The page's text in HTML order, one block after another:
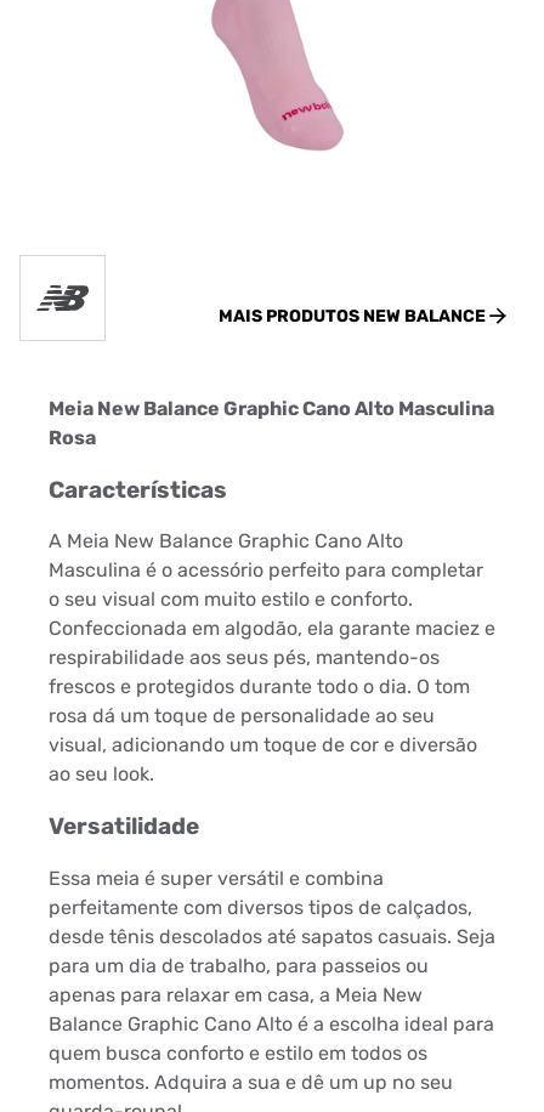
MAIS PRODUTOS NEW BALANCE
Meia New Balance Graphic Cano Alto Masculina
Rosa
Características
A Meia New Balance Graphic Cano Alto
Masculina é o acessório perfeito para completar
o seu visual com muito estilo e conforto.
Confeccionada em algodão, ela garante maciez e
respirabilidade aos seus pés, mantendo-os
frescos e protegidos durante todo o dia. O tom
rosa dá um toque de personalidade ao seu
visual, adicionando um toque de cor e diversão
ao seu look.
Versatilidade
Essa meia é super versátil e combina
perfeitamente com diversos tipos de calçados,
desde tênis descolados até sapatos casuais. Seja
para um dia de trabalho, para passeios ou
apenas para relaxar em casa, a Meia New
Balance Graphic Cano Alto é a escolha ideal para
quem busca conforto e estilo em todos os
momentos. Adquira a sua e dê um up no seu